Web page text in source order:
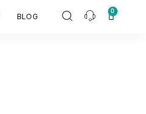
BLOG
0